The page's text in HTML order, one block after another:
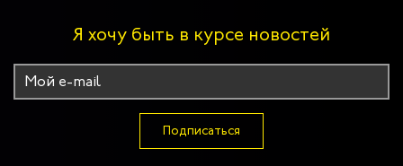
Я хочу быть в курсе новостей
Подписаться